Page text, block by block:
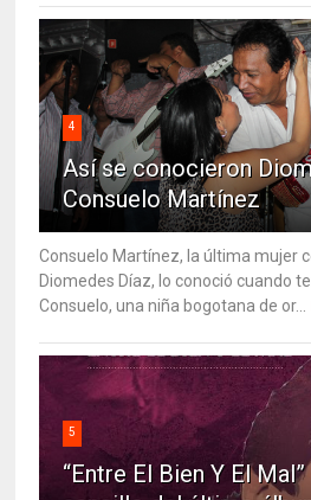
4
Así se conocieron
Consuelo Martínez
Consuelo Martínez, la última mujer
Diomedes Díaz, lo conoció cuando
Consuelo, una niña bogotana de or...
5
“Entre El Bien Y El